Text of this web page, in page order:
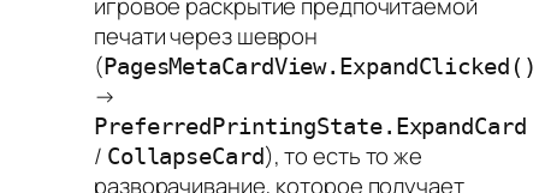
печати через шеврон
(PagesMetaCardView.ExpandClicked()
→
PreferredPrintingState.ExpandCard
/ CollapseCard), то есть то же
разворачивание, которое получает